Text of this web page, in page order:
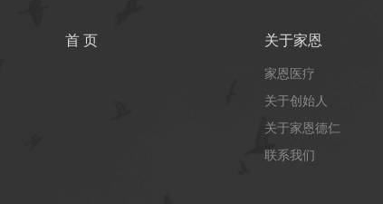
首 页 关于家恩
家恩医疗
关于创始人
关于家恩德仁
联系我们